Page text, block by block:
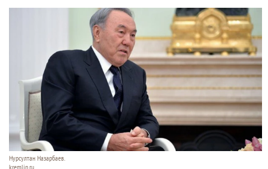
Нурсултан Назарбаев.
kremlin.ru